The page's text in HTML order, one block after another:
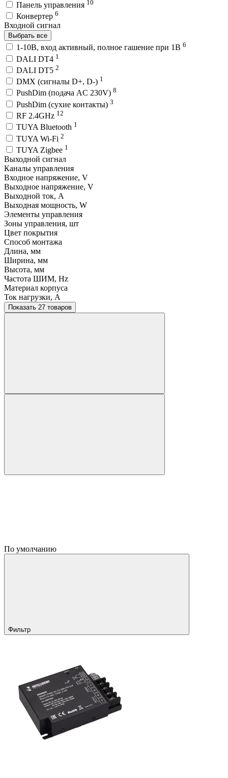
Панель управления 10
Конвертер 6
Входной сигнал
Выбрать все
1-10В, вход активный, полное гашение при 1В 6
DALI DT4 1
DALI DT5 2
DMX (сигналы D+, D-) 1
PushDim (подача AC 230V) 8
PushDim (сухие контакты) 3
RF 2.4GHz 12
TUYA Bluetooth 1
TUYA Wi-Fi 2
TUYA Zigbee 1
Выходной сигнал
Каналы управления
Входное напряжение, V
Выходное напряжение, V
Выходной ток, A
Выходная мощность, W
Элементы управления
Зоны управления, шт
Цвет покрытия
Способ монтажа
Длина, мм
Ширина, мм
Высота, мм
Частота ШИМ, Hz
Материал корпуса
Ток нагрузки, A
Показать 27 товаров
По умолчанию
Фильтр